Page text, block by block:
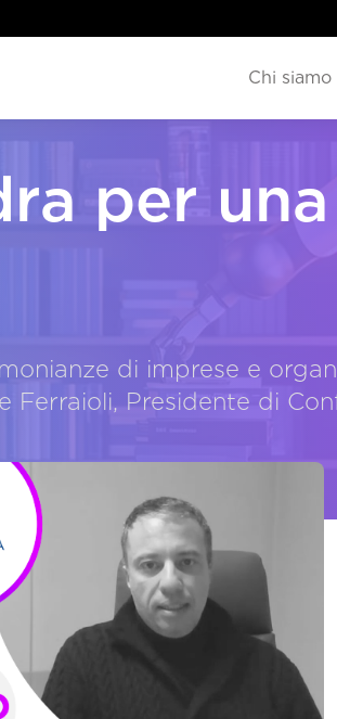
Chi siamo
per
di imprese e
Ferraioli, Presidente di